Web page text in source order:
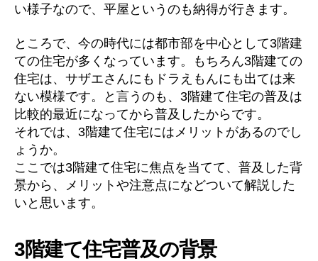
い様子なので、平屋というのも納得が行きます。
ところで、今の時代には都市部を中心として3階建
ての住宅が多くなっています。もちろん3階建ての
住宅は、サザエさんにもドラえもんにも出ては来
ない模様です。と言うのも、3階建て住宅の普及は
比較的最近になってから普及したからです。
それでは、3階建て住宅にはメリットがあるのでし
ょうか。
ここでは3階建て住宅に焦点を当てて、普及した背
景から、メリットや注意点になどついて解説した
いと思います。
3階建て住宅普及の背景